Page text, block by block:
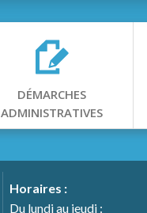
DÉMARCHES
ADMINISTRATIVES
Horaires :
Du lundi au jeudi :